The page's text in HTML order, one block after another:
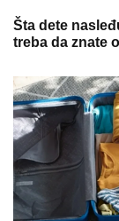
Šta dete
treba da znate